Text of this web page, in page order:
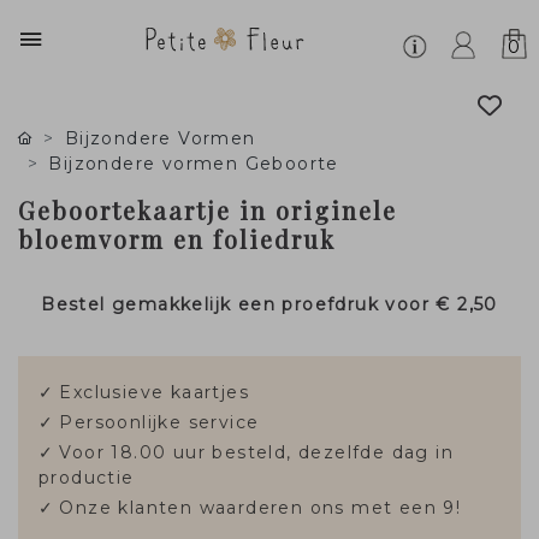
0
Bijzondere Vormen
Bijzondere vormen Geboorte
Geboortekaartje in originele
bloemvorm en foliedruk
Bestel gemakkelijk een proefdruk voor€ 2,50
✓ Exclusieve kaartjes
✓ Persoonlijke service
✓ Voor 18.00 uur besteld, dezelfde dag in
productie
✓ Onze klanten waarderen ons met een 9!